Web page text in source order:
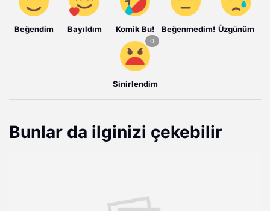
Beğendim Bayıldım Komik Bu! Beğenmedim! Üzgünüm
Sinirlendim
Bunlar da ilginizi çekebilir